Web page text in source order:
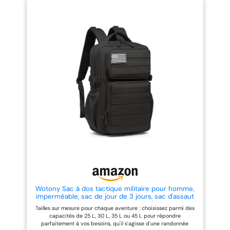
vous permet de personnaliser
votre stockage, facilitant l'accès
à vos outils ou fournitures. 4.
Imperméable: fabriqué avec des
matériaux imperméables, ce sac
à dos tactique est prêt à faire
face à toutes sortes de
conditions météorologiques
extrêmes. 5. Confort: avec son
design ergonomique et ses
bretelles réglables, ce sac à dos
transporter sur de longues
randonnee de haute qualité est
durable pour tout le monde.
Système Molle : le sac à dos
Molle est armé de plusieurs
sangles sur le devant et sur le
côté pour permettre aux poches
tactiques supplémentaires ou à
l'équipement d'agrandir
l'espace. Confortable et réglable
: ce sac à dos militaire tactique
est livré avec des bretelles
rembourrées réglables pour un
transport facile. La sangle de
pour offrir confort, respirabilité
voyages. Sac à Dos Tactique
Militaire: Grand sac à dos 45L,
sac tactique militaire étanche,
sacs à dos de randonnée,parfait
pour tout amateur de plein air
ou aventurier, pour les activités
Wotony Sac à dos tactique militaire pour homme,
imperméable, sac de jour de 3 jours, sac d'assaut
Molle avec porte-bouteille d'eau (Noir, 30L)
Tailles sur mesure pour chaque aventure : choisissez parmi des
capacités de 25 L, 30 L, 35 L ou 45 L pour répondre
parfaitement à vos besoins, qu'il s'agisse d'une randonnée